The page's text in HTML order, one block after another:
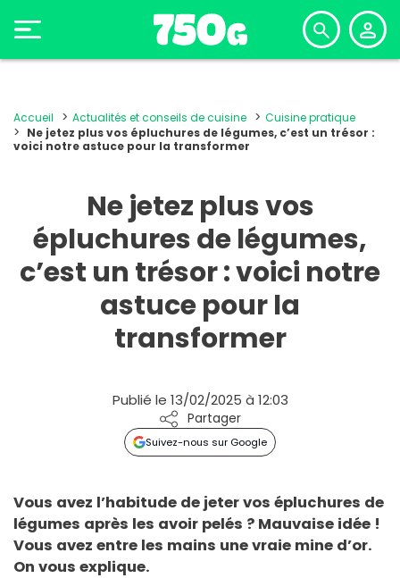
Accueil Actualités et conseils de cuisine
Cuisine pratique
Ne jetez plus vos épluchures de légumes, c’est un trésor :
voici notre astuce pour la transformer
Ne jetez plus vos
épluchures de légumes,
c’est un trésor : voici notre
astuce pour la
transformer
Publié le 13/02/2025 à 12:03
Partager
Suivez-nous sur Google
Vous avez l’habitude de jeter vos épluchures de
légumes après les avoir pelés ? Mauvaise idée !
Vous avez entre les mains une vraie mine d’or.
On vous explique.